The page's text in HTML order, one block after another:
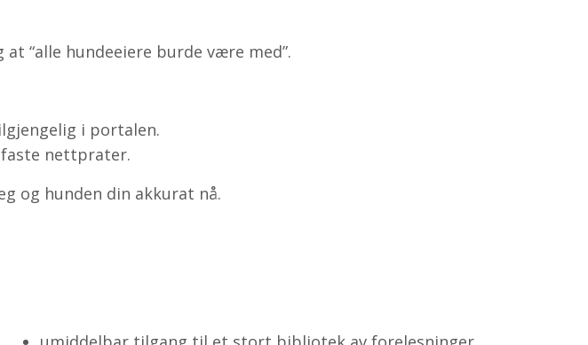
“alle hundeeiere burde være med”.
i portalen.
nettprater.
og hunden din akkurat nå.